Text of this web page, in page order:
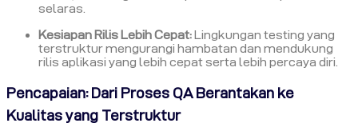
selaras.
Kesiapan Rilis Lebih Cepat: Lingkungan testing yang
terstruktur mengurangi hambatan dan mendukung
rilis aplikasi yang lebih cepat serta lebih percaya diri.
Pencapaian: Dari Proses QA Berantakan ke
Kualitas yang Terstruktur